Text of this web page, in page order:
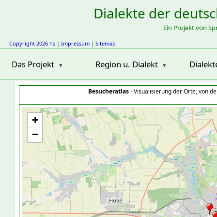
Dialekte der
Ein Projekt von
Copyright 2026 hs | Impressum | Sitemap
Das Projekt Region u. Dialekt
Besucheratlas- Visualisierung der Orte, von
+
−